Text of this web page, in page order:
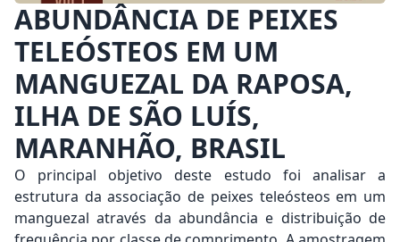
ABUNDÂNCIA DE PEIXES
TELEÓSTEOS EM UM
MANGUEZAL DA RAPOSA,
ILHA DE SÃO LUÍS,
MARANHÃO, BRASIL
O principal objetivo deste estudo foi analisar a
estrutura da associação de peixes teleósteos em um
manguezal através da abundância e distribuição de